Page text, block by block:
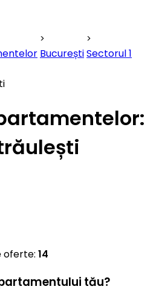
BucureștiSectorul 1
oferte: 14
tău?